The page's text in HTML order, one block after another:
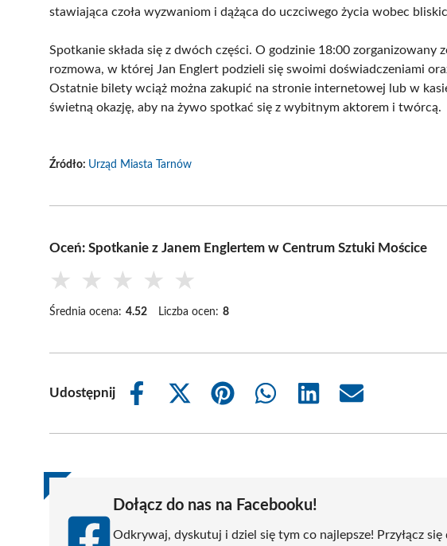
stawiająca czoła wyzwaniom i dążąca do uczciwego życia wobec
Spotkanie składa się z dwóch części. O godzinie 18:00 zorganizowany
rozmowa, w której Jan Englert podzieli się swoimi doświadczeniami
Ostatnie bilety wciąż można zakupić na stronie internetowej lub w
świetną okazję, aby na żywo spotkać się z wybitnym aktorem i twórcą.
Źródło: Urząd Miasta Tarnów
Oceń: Spotkanie z Janem Englertem w Centrum Sztuki Mościce
★ ★ ★ ★ ★
Średnia ocena: 4.52 Liczba ocen: 8
Udostępnij
Share
Share
(Twitter)
Share
Share
Share
Share
Dołącz do nas na Facebooku!
Odkrywaj, dyskutuj i dziel się tym co najlepsze! Przyłącz się